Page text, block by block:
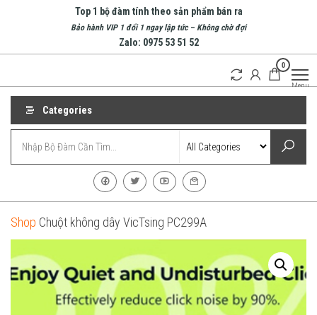
Top 1 bộ đàm tính theo sản phẩm bán ra
Bảo hành VIP 1 đổi 1 ngay lập tức – Không chờ đợi
Zalo: 0975 53 51 52
Đàm
Nha
Trang
Đàm
Cầm
đầu về
đàm
Nha
0
Menu
Categories
Shop Chuột không dây VicTsing PC299A